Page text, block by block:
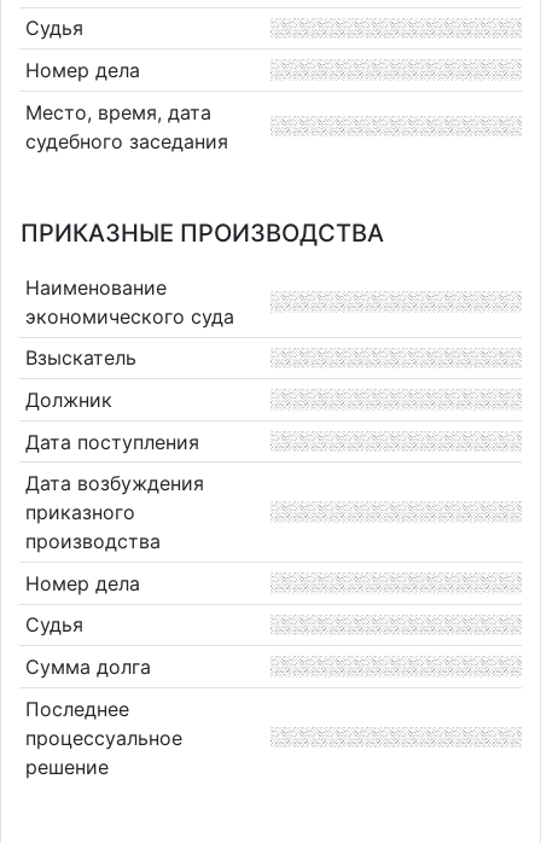
Судья
Номер дела
Место, время, дата
судебного заседания
ПРИКАЗНЫЕ ПРОИЗВОДСТВА
Наименование
экономического суда
Взыскатель
Должник
Дата поступления
Дата возбуждения
приказного
производства
Номер дела
Судья
Сумма долга
Последнее
процессуальное
решение